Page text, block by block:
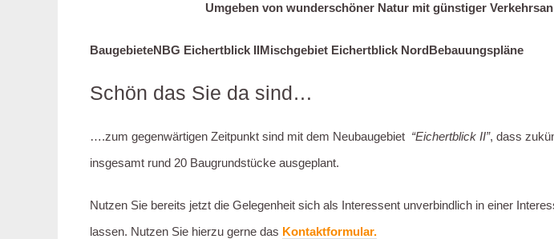
Umgeben von wunderschöner Natur mit günstiger
BaugebieteNBG Eichertblick IIMischgebiet Eichertblick NordBebauungspläne
Schön das Sie da sind…
….zum gegenwärtigen Zeitpunkt sind mit dem Neubaugebiet “Eichertblick II”, dass
insgesamt rund 20 Baugrundstücke ausgeplant.
Nutzen Sie bereits jetzt die Gelegenheit sich als Interessent unverbindlich in einer
lassen. Nutzen Sie hierzu gerne das Kontaktformular.